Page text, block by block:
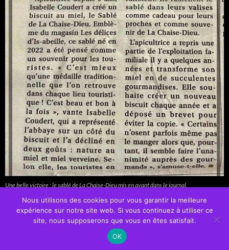
Une belle victoire : le sablé de La Chaise-Dieu mis en avant dans le journal.
Nous utilisons des cookies pour vous garantir la meilleure
expérience sur notre site web. Si vous continuez à utiliser ce
site, nous supposerons que vous en êtes satisfait.
OK